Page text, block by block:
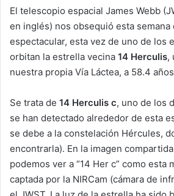
El telescopio espacial James Webb
en inglés) nos obsequió esta semana
espectacular, esta vez de uno de los
orbitan la estrella vecina 14 Herculis,
nuestra propia Vía Láctea, a 58.4
Se trata de 14 Herculis c, uno de los
se han detectado alrededor de esta
se debe a la constelación Hércules,
encontrarla). En la imagen
podemos ver a “14 Her c” como esta
captada por la NIRCam (cámara de